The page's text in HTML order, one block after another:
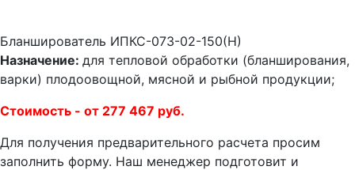
Бланширователь ИПКС-073-02-150(Н)
Назначение: для тепловой обработки (бланширования,
варки) плодоовощной, мясной и рыбной продукции;
Стоимость - от 277 467 руб.
Для получения предварительного расчета просим
заполнить форму. Наш менеджер подготовит и